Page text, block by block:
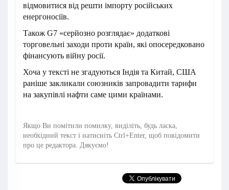
відмовитися від решти імпорту російських
енергоносіїв.
Також G7 «серйозно розглядає» додаткові
торговельні заходи проти країн, які опосередковано
фінансують війну росії.
Хоча у тексті не згадуються Індія та Китай, США
раніше закликали союзників запровадити тарифи
на закупівлі нафти саме цими країнами.
Якщо Ви помітили помилку, виділіть, будь ласка,
необхідний текст і натисніть Ctrl+Enter, щоб повідомити
про це редактора. Дякуємо!